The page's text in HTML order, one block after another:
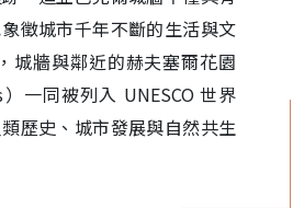
徵城市千年不斷的生活與文
城牆與鄰近的赫夫塞爾花園
）一同被列入 UNESCO 世界
歷史、城市發展與自然共生